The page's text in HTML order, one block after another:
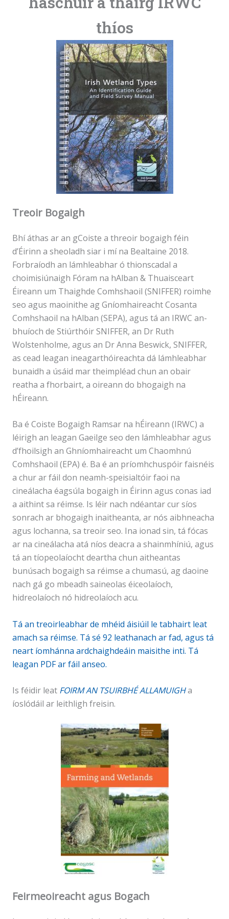
thíos
Treoir Bogaigh
Bhí áthas ar an gCoiste a threoir bogaigh féin
d’Éirinn a sheoladh siar i mí na Bealtaine 2018.
Forbraíodh an lámhleabhar ó thionscadal a
choimisiúnaigh Fóram na hAlban & Thuaisceart
Éireann um Thaighde Comhshaoil (SNIFFER) roimhe
seo agus maoinithe ag Gníomhaireacht Cosanta
Comhshaoil na hAlban (SEPA), agus tá an IRWC an-
bhuíoch de Stiúrthóir SNIFFER, an Dr Ruth
Wolstenholme, agus an Dr Anna Beswick, SNIFFER,
as cead leagan ineagarthóireachta dá lámhleabhar
bunaidh a úsáid mar theimpléad chun an obair
reatha a fhorbairt, a oireann do bhogaigh na
hÉireann.
Ba é Coiste Bogaigh Ramsar na hÉireann (IRWC) a
léirigh an leagan Gaeilge seo den lámhleabhar agus
d’fhoilsigh an Ghníomhaireacht um Chaomhnú
Comhshaoil (EPA) é. Ba é an príomhchuspóir faisnéis
a chur ar fáil don neamh-speisialtóir faoi na
cineálacha éagsúla bogaigh in Éirinn agus conas iad
a aithint sa réimse. Is léir nach ndéantar cur síos
sonrach ar bhogaigh inaitheanta, ar nós aibhneacha
agus lochanna, sa treoir seo. Ina ionad sin, tá fócas
ar na cineálacha atá níos deacra a shainmhíniú, agus
tá an tíopeolaíocht deartha chun aitheantas
bunúsach bogaigh sa réimse a chumasú, ag daoine
nach gá go mbeadh saineolas éiceolaíoch,
hidreolaíoch nó hidreolaíoch acu.
Tá an treoirleabhar de mhéid áisiúil le tabhairt leat
amach sa réimse. Tá sé 92 leathanach ar fad, agus tá
neart íomhánna ardchaighdeáin maisithe inti. Tá
leagan PDF ar fáil anseo.
Is féidir leat FOIRM AN TSUIRBHÉ ALLAMUIGHa
íoslódáil ar leithligh freisin.
Feirmeoireacht agus Bogach